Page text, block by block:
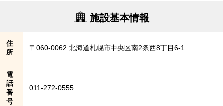
施設基本情報
住
所
〒060-0062 北海道札幌市中央区南2条西8丁目6-1
電
話
番
号
011-272-0555